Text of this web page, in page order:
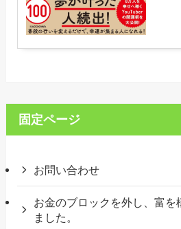
固定ページ
お問い合わせ
お金のブロックを外し、富を
ました。